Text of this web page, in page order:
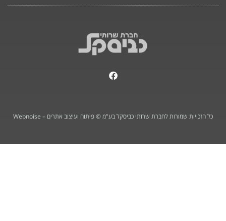
F
a
o
o
כל הזכויות שמורות לחברת שרותי כביסקל בע"מ © פיתוח ועיצוב אתרים – Webnoise